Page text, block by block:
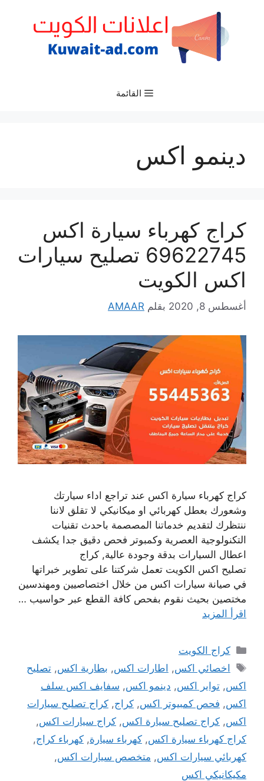
القائمة
دينمو اكس
كراج كهرباء سيارة اكس
69622745 تصليح سيارات
اكس الكويت
أغسطس 8, 2020 بقلم AMAAR
كراج كهرباء سيارة اكس عند تراجع اداء سيارتك
وشعورك بعطل كهربائي او ميكانيكي لا تقلق لاننا
ننتظرك لتقديم خدماتنا المصصمة باحدث تقنيات
التكنولوجية العصرية وكمبوتر فحص دقيق جدا يكشف
اعطال السيارات بدقة وجودة عالية, كراج
تصليح اكس الكويت تعمل شركتنا على تطوير خبراتها
في صيانة سيارات اكس من خلال اختصاصيين ومهندسين
مختصين بحيث نقوم بفحص كافة القطع عبر حواسيب …
اقرأ المزيد
التصنيفات
كراج الكويت
الوسوم
اخصائي اكس, اطارات اكس, بطارية اكس,تصليح
اكس, تواير اكس, دينمو اكس, سفايف اكس سلف
اكس, فحص كمبيوتر اكس, كراج, كراج تصليح سيارات
اكس, كراج تصليح سيارة اكس, كراج سيارات اكس,
كراج كهرباء سيارة اكس, كهرباء سيارة, كهرباء كراج,
كهربائي سيارات اكس, متخصص سيارات اكس,
مكيكانيكي اكس